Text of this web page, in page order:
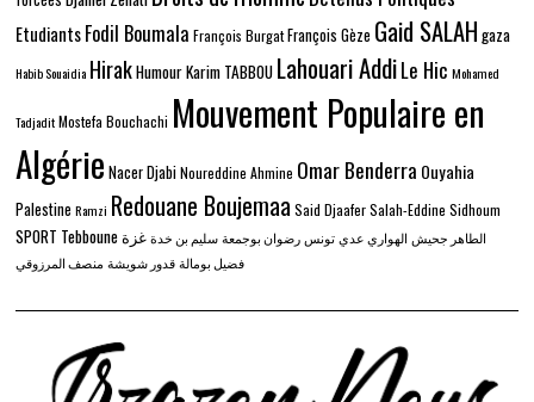
EtudiantsFodil Boumala François BurgatFrançois Gèze Gaid SALAH gaza
Habib Souaidia HirakHumourKarim TABBOU Lahouari AddiLe Hic Mohamed
Tadjadit Mostefa Bouchachi Mouvement Populaire en
Algérie Nacer Djabi Noureddine Ahmine Omar Benderra Ouyahia
Palestine Ramzi Redouane Boujemaa Said Djaafer Salah-Eddine Sidhoum
SPORT Tebboune الطاهر جحيش الهواري عدي تونس رضوان بوجمعة سليم بن خدة غزة
فضيل بومالة قدور شويشة منصف المرزوقي